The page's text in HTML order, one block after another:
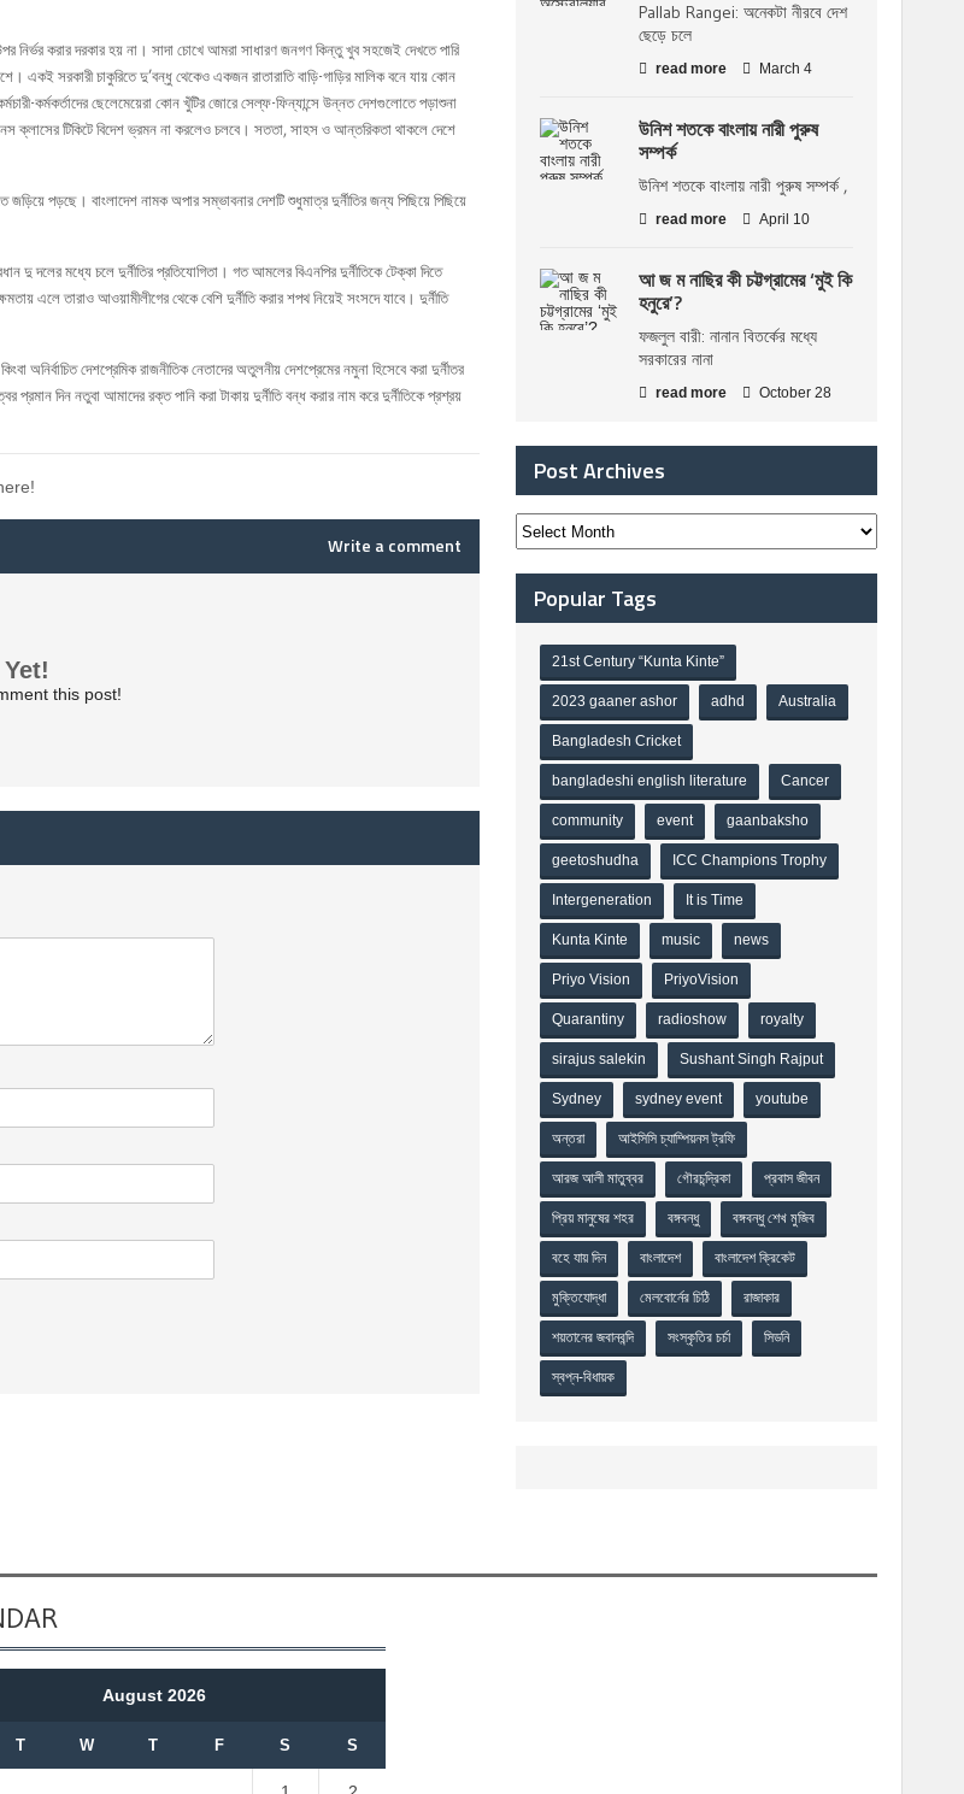
নির্ভর করার দরকার হয় না। সাদা চোখে আমরা সাধারণ জনগণ কিন্তু খুব সহজেই দেখতে পারি
একই সরকারী চাকুরিতে দু’বন্ধু থেকেও একজন রাতারাতি বাড়ি-গাড়ির মালিক বনে যায় কোন
কর্মকর্তাদের ছেলেমেয়েরা কোন খুঁটির জোরে সেল্ফ-ফিন্যান্সে উন্নত দেশগুলোতে পড়াশুনা
টিকিটে বিদেশ ভ্রমন না করলেও চলবে। সততা, সাহস ও আন্তরিকতা থাকলে দেশে
পড়ছে। বাংলাদেশ নামক অপার সম্ভাবনার দেশটি শুধুমাত্র দুর্নীতির জন্য পিছিয়ে পিছিয়ে
দলের মধ্যে চলে দুর্নীতির প্রতিযোগিতা। গত আমলের বিএনপির দুর্নীতিকে টেক্কা দিতে
এলে তারাও আওয়ামীলীগের থেকে বেশি দুর্নীতি করার শপথ নিয়েই সংসদে যাবে। দুর্নীতি
অনির্বাচিত দেশপ্রেমিক রাজনীতিক নেতাদের অতুলনীয় দেশপ্রেমের নমুনা হিসেবে করা দুর্নীতর
দিন নতুবা আমাদের রক্ত পানি করা টাকায় দুর্নীতি বন্ধ করার নাম করে দুর্নীতিকে প্রশ্রয়
Write a comment
this post!
Pallab Rangei: অনেকটা নীরবে দেশ
ছেড়ে চলে
read more March 4
উনিশ শতকে বাংলায় নারী পুরুষ
সম্পর্ক
উনিশ শতকে বাংলায় নারী পুরুষ সম্পর্ক ,
read more April 10
আ জ ম নাছির কী চট্টগ্রামের ‘মুই কি
হনুরে’?
ফজলুল বারী: নানান বিতর্কের মধ্যে
সরকারের নানা
read more October 28
Post Archives
Popular Tags
21st Century “Kunta Kinte”
2023 gaaner ashor adhd Australia
Bangladesh Cricket
bangladeshi english literature Cancer
community event gaanbaksho
geetoshudha ICC Champions Trophy
Intergeneration It is Time
Kunta Kinte music news
Priyo Vision PriyoVision
Quarantiny radioshow royalty
sirajus salekin Sushant Singh Rajput
Sydney sydney event youtube
অন্তরা আইসিসি চ্যাম্পিয়নস ট্রফি
আরজ আলী মাতুব্বর গৌরচন্দ্রিকা প্রবাস জীবন
প্রিয় মানুষের শহর বঙ্গবন্ধু বঙ্গবন্ধু শেখ মুজিব
বহে যায় দিন বাংলাদেশ বাংলাদেশ ক্রিকেট
মুক্তিযোদ্ধা মেলবোর্নের চিঠি রাজাকার
শয়তানের জবানবন্দি সংস্কৃতির চর্চা সিডনি
স্বপ্ন-বিধায়ক
August 2026
T W T F S S